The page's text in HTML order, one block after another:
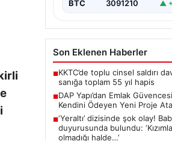
BTC 3091210 ▲
Son Eklenen Haberler
■KKTC’de toplu cinsel saldırı
sanığa toplam 55 yıl hapis
■DAP Yapı’dan Emlak
Kendini Ödeyen Yeni Proje
■‘Yeraltı’ dizisinde şok olay!
duyurusunda bulundu:
olmadığı halde…’